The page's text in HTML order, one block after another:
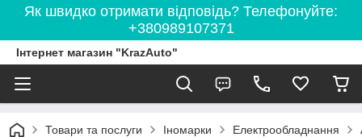
Як швидко отримати відповідь? Телефонуйте:
+380989107371
Інтернет магазин "KrazAuto"
Товари та послуги Іномарки Електрообладнання